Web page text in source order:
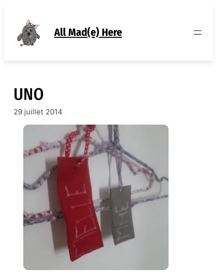
contenu
All Mad(e) Here
UNO
29 juillet 2014